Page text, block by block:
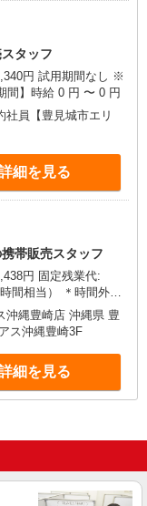
・。○。・゜+゜
タッフ
円 試用期間なし ※
よる 【試用期間】時給 0 円 〜 0 円
社員【豊見城市エリ
細を見る
帯販売スタッフ
円 固定残業代:
間相当） ＊時間外手
わらず、固定残業代
える時間外労働分は
。 試用期間あり 3ヶ
沖縄豊崎店 沖縄県 豊
ス沖縄豊崎3F
細を見る